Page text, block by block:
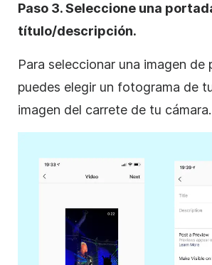
Paso 3. Seleccione una
título/descripción.
Para seleccionar una imagen de
puedes elegir un fotograma de
imagen del carrete de tu cámara.